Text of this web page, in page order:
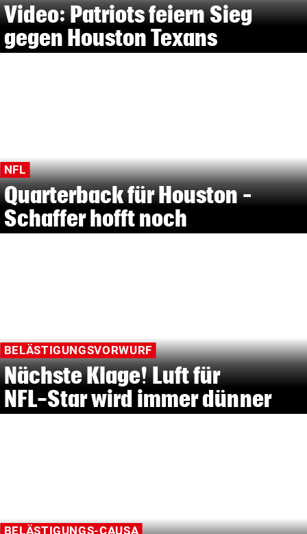
Video: Patriots feiern Sieg
gegen Houston Texans
NFL
Quarterback für Houston –
Schaffer hofft noch
BELÄSTIGUNGSVORWURF
Nächste Klage! Luft für
NFL-Star wird immer dünner
BELÄSTIGUNGS-CAUSA